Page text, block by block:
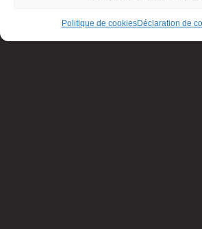
Politique de cookiesDéclaration de